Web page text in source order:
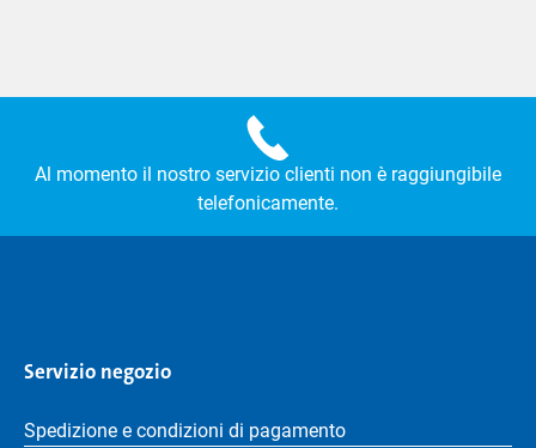
Al momento il nostro servizio clienti non è raggiungibile
telefonicamente.
Servizio negozio
Spedizione e condizioni di pagamento